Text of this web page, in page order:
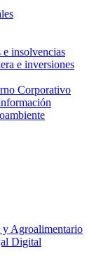
e insolvencias
e inversiones
Corporativo
Agroalimentario
Digital